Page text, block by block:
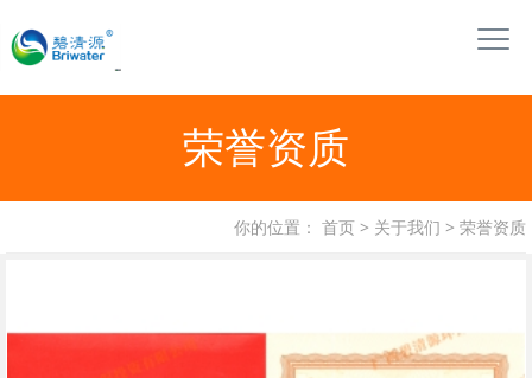
荣誉资质
你的位置： 首页 > 关于我们 > 荣誉资质